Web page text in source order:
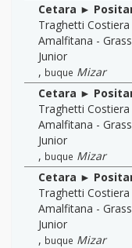
Cetara ►
Traghetti Costiera
Amalfitana -
Junior
, buque Mizar
Cetara ►
Traghetti Costiera
Amalfitana -
Junior
, buque Mizar
Cetara ►
Traghetti Costiera
Amalfitana -
Junior
, buque Mizar